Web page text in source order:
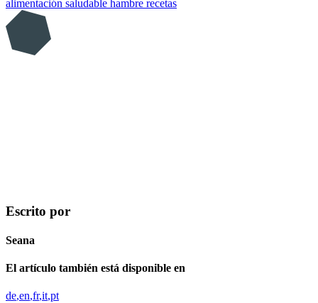
alimentación saludable hambre recetas
Escrito por
Seana
El artículo también está disponible en
de en fr it pt